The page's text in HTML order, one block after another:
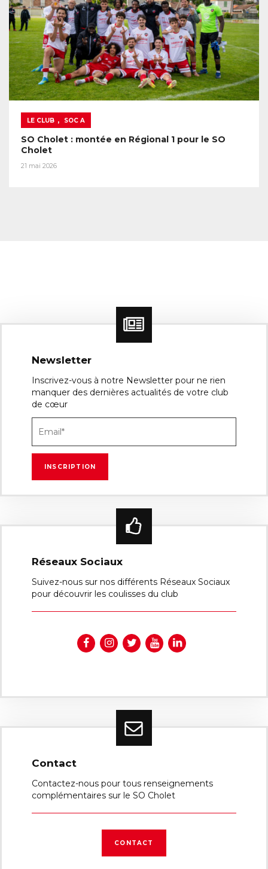
LE CLUB , SOC A
SO Cholet : montée en Régional 1 pour le SO
Cholet
21 mai 2026
Newsletter
Inscrivez-vous à notre Newsletter pour ne rien
manquer des dernières actualités de votre club
de cœur
Réseaux Sociaux
Suivez-nous sur nos différents Réseaux Sociaux
pour découvrir les coulisses du club
Contact
Contactez-nous pour tous renseignements
complémentaires sur le SO Cholet
CONTACT